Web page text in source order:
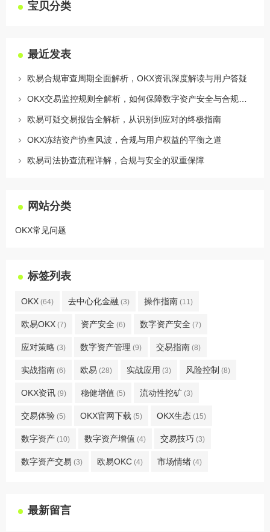
宝贝分类
最近发表
欧易合规审查周期全面解析，OKX资讯深度解读与用户答疑
欧易可疑交易报告全解析，从识别到应对的终极指南
OKX冻结资产协查风波，合规与用户权益的平衡之道
欧易司法协查流程详解，合规与安全的双重保障
网站分类
OKX常见问题
标签列表
OKX (64) 去中心化金融 (3) 操作指南 (11)
欧易OKX (7) 资产安全 (6) 数字资产安全 (7)
应对策略 (3) 数字资产管理 (9) 交易指南 (8)
实战指南 (6) 欧易 (28) 实战应用 (3) 风险控制 (8)
OKX资讯 (9) 稳健增值 (5) 流动性挖矿 (3)
交易体验 (5) OKX官网下载 (5) OKX生态 (15)
数字资产 (10) 数字资产增值 (4) 交易技巧 (3)
数字资产交易 (3) 欧易OKC (4) 市场情绪 (4)
最新留言